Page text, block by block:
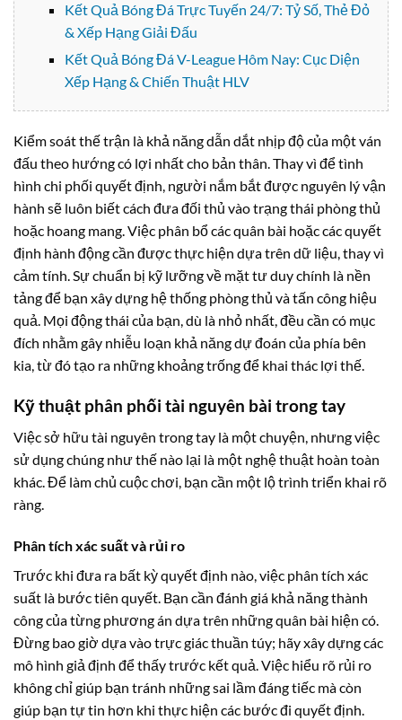
Kết Quả Bóng Đá Trực Tuyến 24/7: Tỷ Số, Thẻ Đỏ
& Xếp Hạng Giải Đấu
Kết Quả Bóng Đá V-League Hôm Nay: Cục Diện
Xếp Hạng & Chiến Thuật HLV
Kiểm soát thế trận là khả năng dẫn dắt nhịp độ của một ván
đấu theo hướng có lợi nhất cho bản thân. Thay vì để tình
hình chi phối quyết định, người nắm bắt được nguyên lý vận
hành sẽ luôn biết cách đưa đối thủ vào trạng thái phòng thủ
hoặc hoang mang. Việc phân bổ các quân bài hoặc các quyết
định hành động cần được thực hiện dựa trên dữ liệu, thay vì
cảm tính. Sự chuẩn bị kỹ lưỡng về mặt tư duy chính là nền
tảng để bạn xây dựng hệ thống phòng thủ và tấn công hiệu
quả. Mọi động thái của bạn, dù là nhỏ nhất, đều cần có mục
đích nhằm gây nhiễu loạn khả năng dự đoán của phía bên
kia, từ đó tạo ra những khoảng trống để khai thác lợi thế.
Kỹ thuật phân phối tài nguyên bài trong tay
Việc sở hữu tài nguyên trong tay là một chuyện, nhưng việc
sử dụng chúng như thế nào lại là một nghệ thuật hoàn toàn
khác. Để làm chủ cuộc chơi, bạn cần một lộ trình triển khai rõ
ràng.
Phân tích xác suất và rủi ro
Trước khi đưa ra bất kỳ quyết định nào, việc phân tích xác
suất là bước tiên quyết. Bạn cần đánh giá khả năng thành
công của từng phương án dựa trên những quân bài hiện có.
Đừng bao giờ dựa vào trực giác thuần túy; hãy xây dựng các
mô hình giả định để thấy trước kết quả. Việc hiểu rõ rủi ro
không chỉ giúp bạn tránh những sai lầm đáng tiếc mà còn
giúp bạn tự tin hơn khi thực hiện các bước đi quyết định.